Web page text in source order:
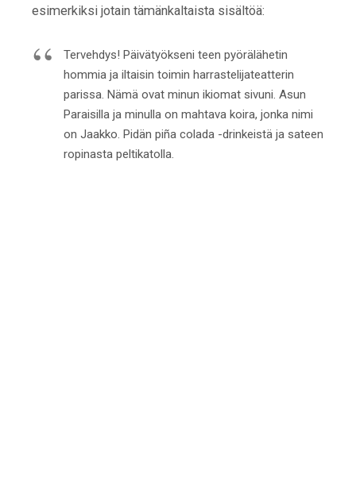
esimerkiksi jotain tämänkaltaista sisältöä:
Tervehdys! Päivätyökseni teen pyörälähetin
hommia ja iltaisin toimin harrastelijateatterin
parissa. Nämä ovat minun ikiomat sivuni. Asun
Paraisilla ja minulla on mahtava koira, jonka nimi
on Jaakko. Pidän piña colada -drinkeistä ja sateen
ropinasta peltikatolla.